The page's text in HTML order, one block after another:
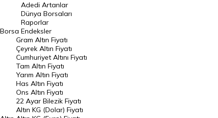
Geçmiş Kapanışlar
Dünya Borsaları
Raporlar
Endeksler
DÖVİZ
Döviz Kuru
Dolar Kuru
Borsa
Adedi Artanlar
Dünya Borsaları
Raporlar
Endeksler
Gram Altın Fiyatı
Çeyrek Altın Fiyatı
Cumhuriyet Altını Fiyatı
Tam Altın Fiyatı
Yarım Altın Fiyatı
Has Altın Fiyatı
Ons Altın Fiyatı
22 Ayar Bilezik Fiyatı
Altın KG (Dolar) Fiyatı